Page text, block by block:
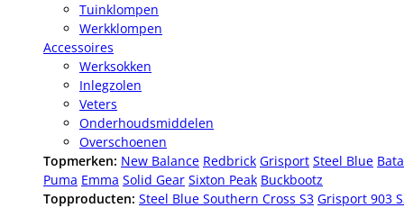
Tuinklompen
Werkklompen
Accessoires
Werksokken
Inlegzolen
Veters
Onderhoudsmiddelen
Overschoenen
Topmerken: New Balance Redbrick Grisport Steel Blue Bata
Puma Emma Solid Gear Sixton Peak Buckbootz
Topproducten: Steel Blue Southern Cross S3 Grisport 903